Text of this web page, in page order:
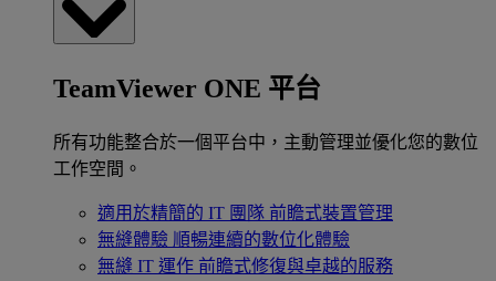
TeamViewer ONE 平台
所有功能整合於一個平台中，主動管理並優化您的數位
工作空間。
適用於精簡的 IT 團隊 前瞻式裝置管理
無縫體驗 順暢連續的數位化體驗
無縫 IT 運作 前瞻式修復與卓越的服務